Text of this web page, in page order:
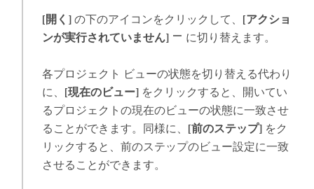
[開く]の下のアイコンをクリックして、 [アクショ
ンが実行されていません]
に切り替えます。
各プロジェクト ビューの状態を切り替える代わり
に、 [現在のビュー]をクリックすると、開いてい
るプロジェクトの現在のビューの状態に一致させ
ることができます。同様に、 [前のステップ]をク
リックすると、前のステップのビュー設定に一致
させることができます。